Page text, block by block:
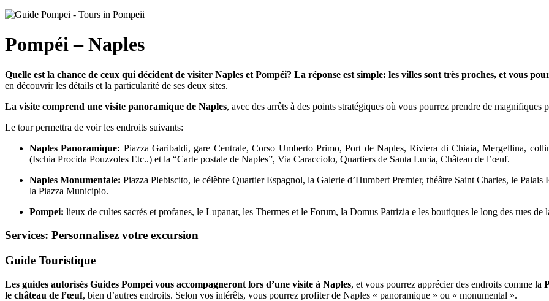
Pompéi – Naples
Quelle est la chance de ceux qui décident de visiter Naples et Pompéi? La réponse est simple: les villes sont très proches, et vous
en découvrir les détails et la particularité de ses deux sites.
La visite comprend une visite panoramique de Naples, avec des arrêts à des points stratégiques où vous pourrez prendre de magnifiques
Le tour permettra de voir les endroits suivants:
Naples Panoramique: Piazza Garibaldi, gare Centrale, Corso Umberto Primo, Port de Naples, Riviera di Chiaia, Mergellina,
(Ischia Procida Pouzzoles Etc..) et la “Carte postale de Naples”, Via Caracciolo, Quartiers de Santa Lucia, Château de l’œuf.
Naples Monumentale: Piazza Plebiscito, le célèbre Quartier Espagnol, la Galerie d’Humbert Premier, théâtre Saint Charles, le
la Piazza Municipio.
Pompei: lieux de cultes sacrés et profanes, le Lupanar, les Thermes et le Forum, la Domus Patrizia e les boutiques le long des rues de
Services: Personnalisez votre excursion
Guide Touristique
Les guides autorisés Guides Pompei vous accompagneront lors d’une visite à Naples, et vous pourrez apprécier des endroits comme la
le château de l’œuf, bien d’autres endroits. Selon vos intérêts, vous pourrez profiter de Naples « panoramique » ou « monumental ».